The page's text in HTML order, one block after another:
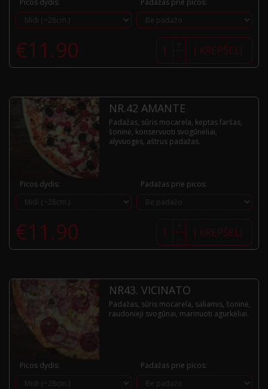
Picos dydis: Padažas prie picos:
€11.90 produkto
kiekis:
Nr.41
Rustico
-
+ Į KREPŠELĮ
NR.42 AMANTE
Padažas, sūris mocarela, keptas faršas,
šoninė, konservuoti svogūnėliai,
alyvuogės, aštrus padažas.
Picos dydis: Padažas prie picos:
€11.90 produkto
kiekis:
Nr.42
Amante
-
+ Į KREPŠELĮ
NR43. VICINATO
Padažas, sūris mocarela, saliamis, šoninė,
raudonieji svogūnai, marinuoti agurkėliai.
Picos dydis: Padažas prie picos: